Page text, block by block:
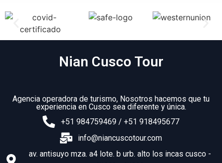
Nian Cusco Tour
Agencia operadora de turismo, Nosotros hacemos que tu
experiencia en Cusco sea diferente y única.
+51 984759469 / +51 918495677
info@niancuscotour.com
av. antisuyo mza. a4 lote. b urb. alto los incas cusco -